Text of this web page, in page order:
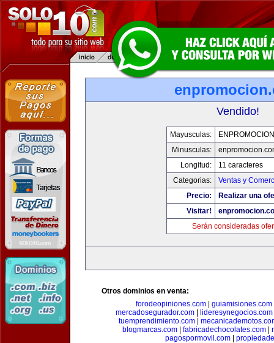
Vendido!
Mayusculas:
Minusculas:
Longitud:
11 caracteres
Categorias:
Ventas y
Precio:
Realizar una
Visitar!
Serán consideradas
Otros dominios en venta:
forodeopiniones.com
guiamisiones.com
mercadosegurador.com
lideresynegocios.com
tuemprendimiento.com
blogmarcas.com
fabricadechocolates.com
pagospormovil.com|